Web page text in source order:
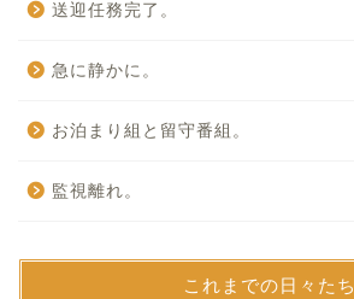
送迎任務完了。
急に静かに。
お泊まり組と留守番組。
監視離れ。
これまでの日々たち